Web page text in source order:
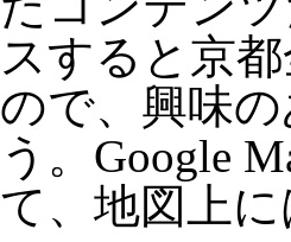
スすると京
ので、興味
う。Google
て、地図上